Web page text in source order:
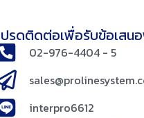
รดติดต่อเพื่อรับข้อเสน
02-976-4404 - 5
interpro6612